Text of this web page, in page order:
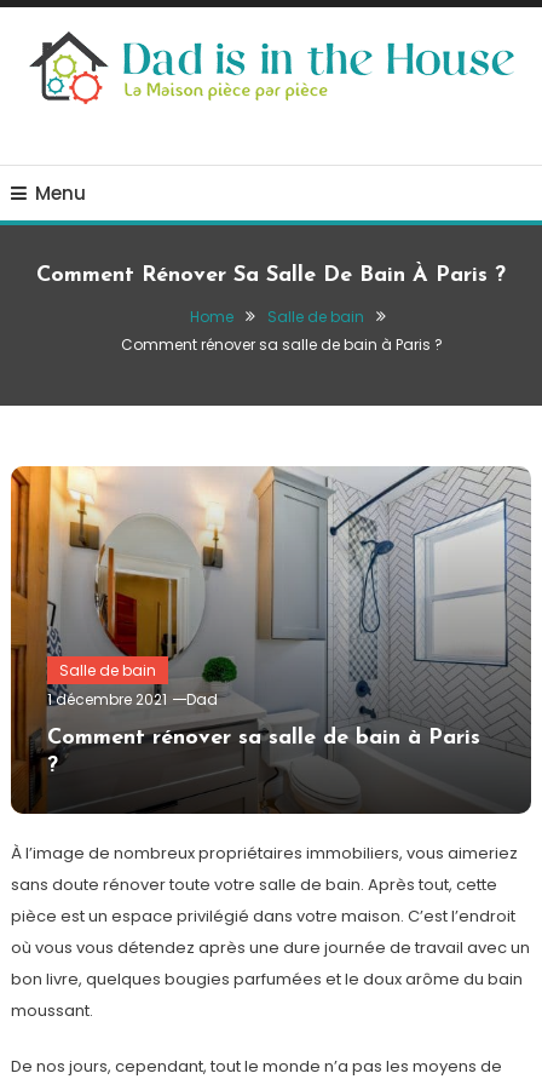
Skip
Content
Menu
Comment Rénover Sa Salle De Bain À Paris ?
Home
Salle de bain
Comment rénover sa salle de bain à Paris ?
Salle de bain
1 décembre 2021
Dad
Comment rénover sa salle de bain à Paris
?
À l’image de nombreux propriétaires immobiliers, vous aimeriez
sans doute rénover toute votre salle de bain. Après tout, cette
pièce est un espace privilégié dans votre maison. C’est l’endroit
où vous vous détendez après une dure journée de travail avec un
bon livre, quelques bougies parfumées et le doux arôme du bain
moussant.
De nos jours, cependant, tout le monde n’a pas les moyens de